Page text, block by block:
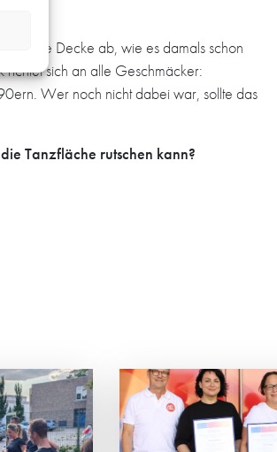
die Decke ab, wie es damals schon
sich an alle Geschmäcker:
Wer noch nicht dabei war, sollte das
Tanzfläche rutschen kann?
SO